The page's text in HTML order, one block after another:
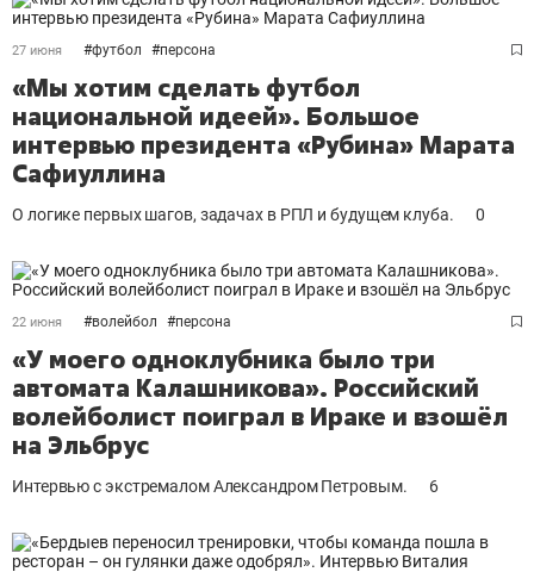
27 июня #футбол #персона
«Мы хотим сделать футбол
национальной идеей». Большое
интервью президента «Рубина» Марата
Сафиуллина
О логике первых шагов, задачах в РПЛ и будущем клуба. 0
22 июня #волейбол #персона
«У моего одноклубника было три
автомата Калашникова». Российский
волейболист поиграл в Ираке и взошёл
на Эльбрус
Интервью с экстремалом Александром Петровым. 6